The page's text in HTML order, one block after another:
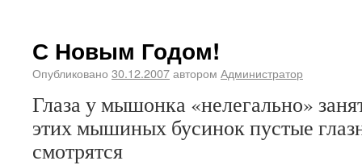
С Новым Годом!
Опубликовано 30.12.2007автором Администратор
Глаза у мышонка «нелегально»
этих мышиных бусинок пустые
смотрятся